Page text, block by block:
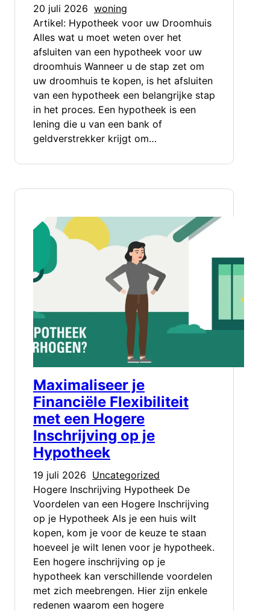
20 juli 2026 woning
Artikel: Hypotheek voor uw Droomhuis
Alles wat u moet weten over het
afsluiten van een hypotheek voor uw
droomhuis Wanneer u de stap zet om
uw droomhuis te kopen, is het afsluiten
van een hypotheek een belangrijke stap
in het proces. Een hypotheek is een
lening die u van een bank of
geldverstrekker krijgt om…
Maximaliseer je
Financiële Flexibiliteit
met een Hogere
Inschrijving op je
Hypotheek
19 juli 2026 Uncategorized
Hogere Inschrijving Hypotheek De
Voordelen van een Hogere Inschrijving
op je Hypotheek Als je een huis wilt
kopen, kom je voor de keuze te staan
hoeveel je wilt lenen voor je hypotheek.
Een hogere inschrijving op je
hypotheek kan verschillende voordelen
met zich meebrengen. Hier zijn enkele
redenen waarom een hogere